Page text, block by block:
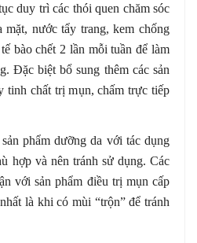
duy trì các thói quen chăm sóc
nước tẩy trang, kem chống
bào chết 2 lần mỗi tuần để làm
Đặc biệt bổ sung thêm các sản
tinh chất trị mụn, chấm trực tiếp
phẩm dưỡng da với tác dụng
hợp và nên tránh sử dụng. Các
với sản phẩm điều trị mụn cấp
là khi có mùi “trộn” để tránh